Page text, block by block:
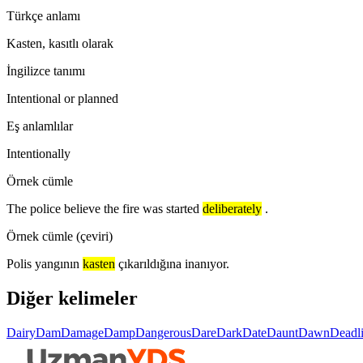
Türkçe anlamı
Kasten, kasıtlı olarak
İngilizce tanımı
Intentional or planned
Eş anlamlılar
Intentionally
Örnek cümle
The police believe the fire was started deliberately .
Örnek cümle (çeviri)
Polis yangının kasten çıkarıldığına inanıyor.
Diğer kelimeler
DairyDamDamageDampDangerousDareDarkDateDauntDawn